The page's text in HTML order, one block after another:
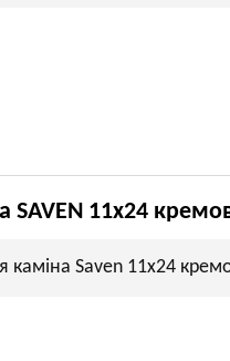
SAVEN 11х24
каміна Saven 11х24